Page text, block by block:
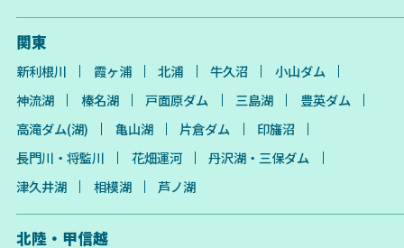
関東
新利根川 霞ヶ浦 北浦 牛久沼
小山ダム
神流湖
榛名湖 戸面原ダム 三島湖
豊英ダム
高滝ダム(湖)
亀山湖 片倉ダム
印旛沼
長門川・将監川
花畑運河
丹沢湖・三保ダム
津久井湖
相模湖 芦ノ湖
北陸・甲信越